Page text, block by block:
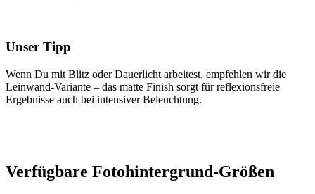
Unser Tipp
Wenn Du mit Blitz oder Dauerlicht arbeitest, empfehlen wir die
Leinwand-Variante – das matte Finish sorgt für reflexionsfreie
Ergebnisse auch bei intensiver Beleuchtung.
Verfügbare Fotohintergrund-Größen